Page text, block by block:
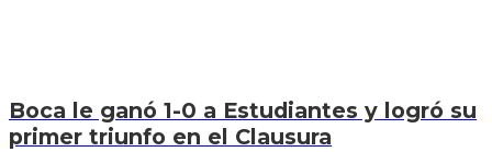
Boca le ganó 1-0 a Estudiantes y logró su
primer triunfo en el Clausura